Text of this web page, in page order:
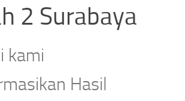
2 Surabaya
kami
Hasil